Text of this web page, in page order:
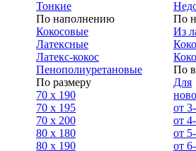
Тонкие
По наполнению
Кокосовые
Латексные
Латекс-кокос
Пенополиуретановые
По размеру
70 х 190
70 х 195
70 х 200
80 х 180
80 х 190
По
Из
По
Для
от
от
от
от